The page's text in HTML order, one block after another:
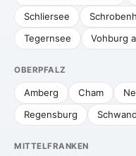
Schliersee
Tegernsee
Vohburg
OBERPFALZ
Amberg Cham
Regensburg
MITTELFRANKEN